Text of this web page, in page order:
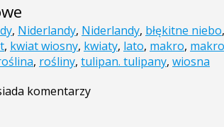
, Niderlandy, Niderlandy, błękitne niebo,
, kwiat wiosny, kwiaty, lato, makro,
, rośliny, tulipan. tulipany, wiosna
komentarzy